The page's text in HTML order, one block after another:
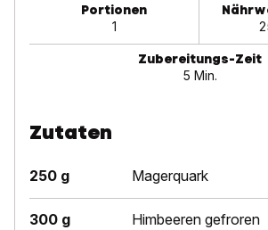
Portionen
1
Zubereitungs-Zeit
5 Min.
Zutaten
250 g Magerquark
300 g Himbeeren gefroren